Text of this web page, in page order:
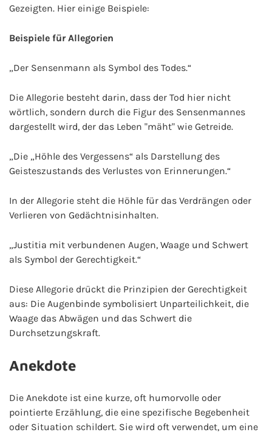
Gezeigten. Hier einige Beispiele:
Beispiele für Allegorien
„Der Sensenmann als Symbol des Todes.“
Die Allegorie besteht darin, dass der Tod hier nicht
wörtlich, sondern durch die Figur des Sensenmannes
dargestellt wird, der das Leben "mäht" wie Getreide.
„Die „Höhle des Vergessens“ als Darstellung des
Geisteszustands des Verlustes von Erinnerungen.“
In der Allegorie steht die Höhle für das Verdrängen oder
Verlieren von Gedächtnisinhalten.
„Justitia mit verbundenen Augen, Waage und Schwert
als Symbol der Gerechtigkeit.“
Diese Allegorie drückt die Prinzipien der Gerechtigkeit
aus: Die Augenbinde symbolisiert Unparteilichkeit, die
Waage das Abwägen und das Schwert die
Durchsetzungskraft.
Anekdote
Die Anekdote ist eine kurze, oft humorvolle oder
pointierte Erzählung, die eine spezifische Begebenheit
oder Situation schildert. Sie wird oft verwendet, um eine